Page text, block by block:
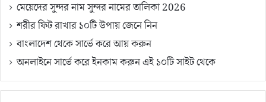
মেয়েদের সুন্দর নাম সুন্দর নামের তালিকা 2026
শরীর ফিট রাখার ১০টি উপায় জেনে নিন
বাংলাদেশ থেকে সার্ভে করে আয় করুন
অনলাইনে সার্ভে করে ইনকাম করুন এই ১০টি সাইট থেকে